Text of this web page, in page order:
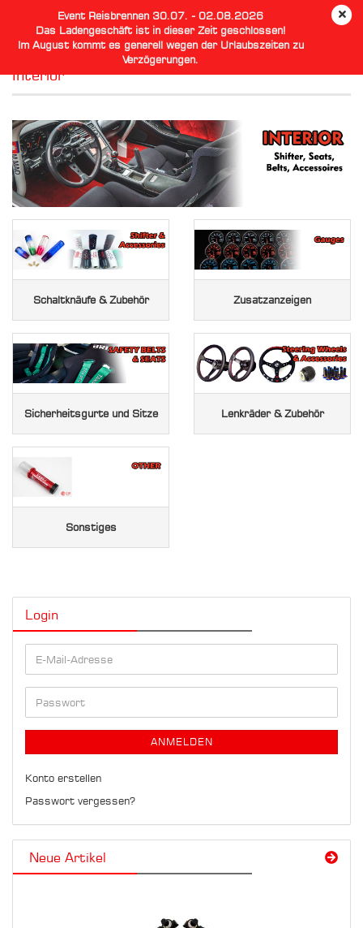
Event Reisbrennen 30.07. - 02.08.2026
Das Ladengeschäft ist in dieser Zeit geschlossen!
Im August kommt es generell wegen der Urlaubszeiten zu
Verzögerungen.
Interior
Schaltknäufe & Zubehör Zusatzanzeigen
Sicherheitsgurte und Sitze Lenkräder & Zubehör
Sonstiges
Login
E-
Mail-
Adresse
Passwort
ANMELDEN
Konto erstellen
Passwort vergessen?
Neue Artikel